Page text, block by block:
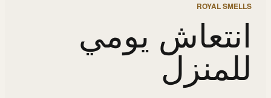
ROYAL SMELLS
انتعاش يومي
للمنزل